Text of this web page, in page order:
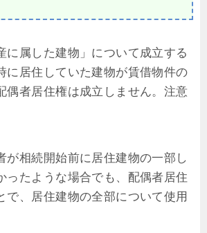
に属した建物」について成立する
に居住していた建物が賃借物件の
偶者居住権は成立しません。注意
が相続開始前に居住建物の一部し
ったような場合でも、配偶者居住
で、居住建物の全部について使用